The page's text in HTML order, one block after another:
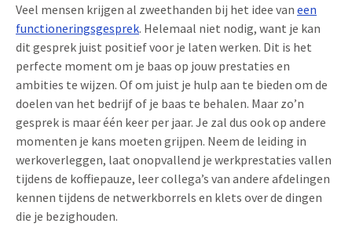
Veel mensen krijgen al zweethanden bij het idee van een
functioneringsgesprek. Helemaal niet nodig, want je kan
dit gesprek juist positief voor je laten werken. Dit is het
perfecte moment om je baas op jouw prestaties en
ambities te wijzen. Of om juist je hulp aan te bieden om de
doelen van het bedrijf of je baas te behalen. Maar zo’n
gesprek is maar één keer per jaar. Je zal dus ook op andere
momenten je kans moeten grijpen. Neem de leiding in
werkoverleggen, laat onopvallend je werkprestaties vallen
tijdens de koffiepauze, leer collega’s van andere afdelingen
kennen tijdens de netwerkborrels en klets over de dingen
die je bezighouden.